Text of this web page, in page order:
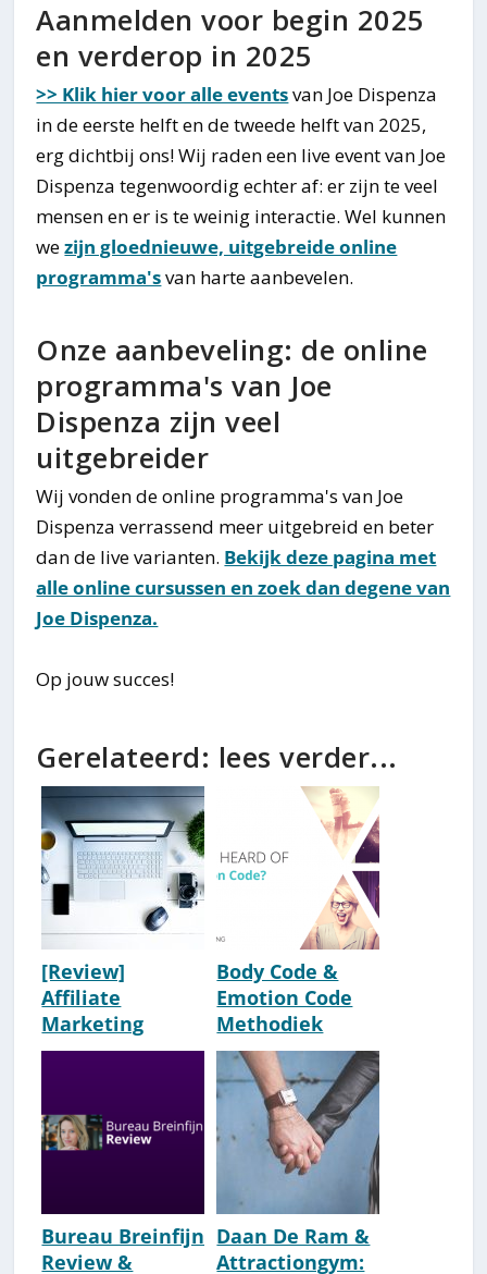
Aanmelden voor begin 2025
en verderop in 2025
>> Klik hier voor alle eventsvan Joe Dispenza
in de eerste helft en de tweede helft van 2025,
erg dichtbij ons! Wij raden een live event van Joe
Dispenza tegenwoordig echter af: er zijn te veel
mensen en er is te weinig interactie. Wel kunnen
wezijn gloednieuwe, uitgebreide online
programma'svan harte aanbevelen.
Onze aanbeveling: de online
programma's van Joe
Dispenza zijn veel
uitgebreider
Wij vonden de online programma's van Joe
Dispenza verrassend meer uitgebreid en beter
dan de live varianten. Bekijk deze pagina met
alle online cursussen en zoek dan degene van
Joe Dispenza.
Op jouw succes!
Gerelateerd: lees verder...
[Review]
Affiliate
Marketing
Revolutie 4.0
?]
Body Code &
Emotion Code
Methodiek
[Cursus /
Opleiding]
Bureau Breinfijn
Review &
Daan De Ram &
Attractiongym: